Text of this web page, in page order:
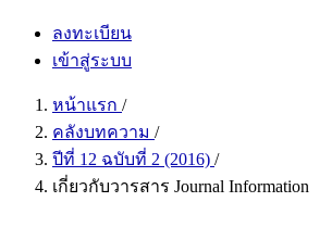
ลงทะเบียน
เข้าสู่ระบบ
หน้าแรก /
คลังบทความ /
ปีที่ 12 ฉบับที่ 2 (2016) /
เกี่ยวกับวารสาร Journal Information